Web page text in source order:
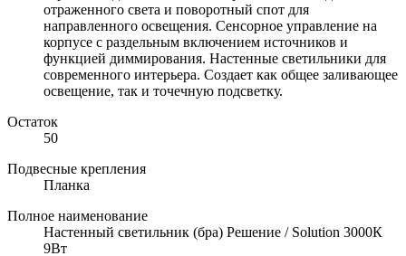
отраженного света и поворотный спот для
направленного освещения. Сенсорное управление на
корпусе с раздельным включением источников и
функцией диммирования. Настенные светильники для
современного интерьера. Создает как общее заливающее
освещение, так и точечную подсветку.
Остаток
50
Подвесные крепления
Планка
Полное наименование
Настенный светильник (бра) Решение / Solution 3000К
9Вт